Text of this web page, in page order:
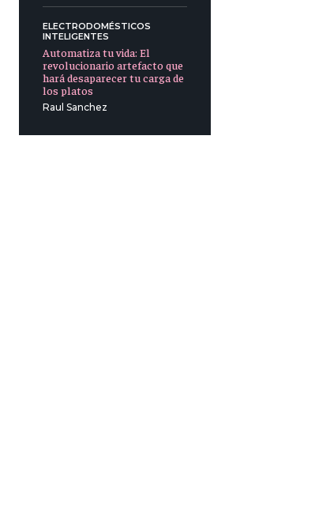
ELECTRODOMÉSTICOS
INTELIGENTES
Automatiza tu vida: El
revolucionario artefacto que
hará desaparecer tu carga de
los platos
Raul Sanchez